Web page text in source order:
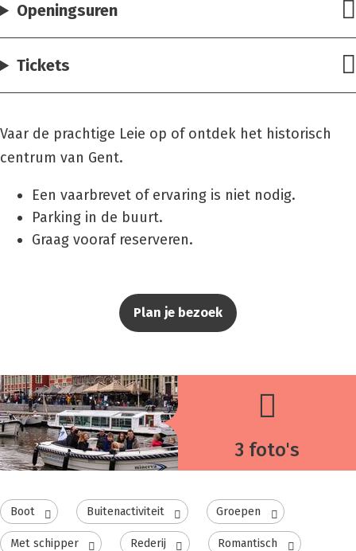
Openingsuren
Tickets
Vaar de prachtige Leie op of ontdek het historisch
centrum van Gent.
Een vaarbrevet of ervaring is niet nodig.
Parking in de buurt.
Graag vooraf reserveren.
Plan je bezoek
3 foto's
Boot Buitenactiviteit Groepen
Met schipper Rederij Romantisch